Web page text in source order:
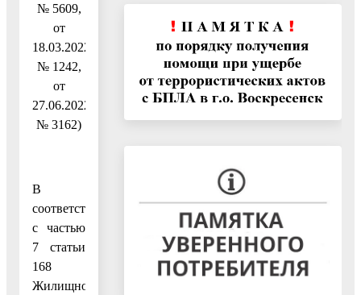
№ 5609,
от
18.03.2022
№ 1242,
от
27.06.2022
№ 3162)
В
соответствии
с частью
7 статьи
168
Жилищного